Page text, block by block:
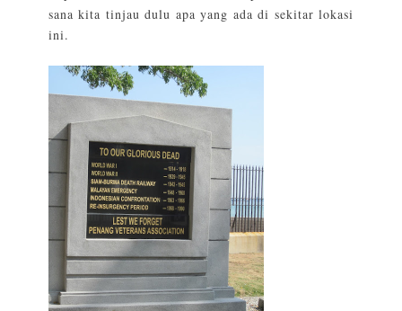
sana kita tinjau dulu apa yang ada di sekitar lokasi
ini.